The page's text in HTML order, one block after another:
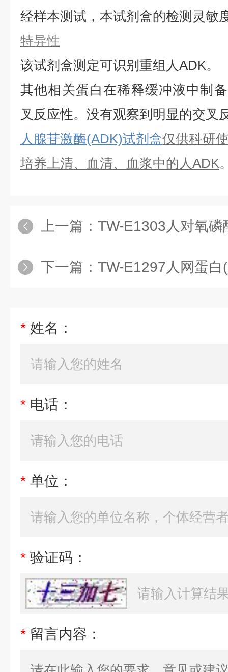
经样本测试，本试剂盒的检测灵敏
特异性
该试剂盒测定可识别重组 人ADK。
其他相关蛋白在稀释缓冲液中制
叉反应性。没有观察到明显的交叉
人腺苷激酶(ADK)试剂盒仅供科研
培养上清、血清、血浆中的 人ADK
上一篇： TW-E1303人对氧磷酶
下一篇： TW-E1297人网蛋
* 姓名：
* 电话：
* 单位：
* 验证码：
* 留言内容：